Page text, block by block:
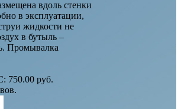
вдоль стенки
в эксплуатации,
жидкости не
в бутыль –
Промывалка
750.00 руб.